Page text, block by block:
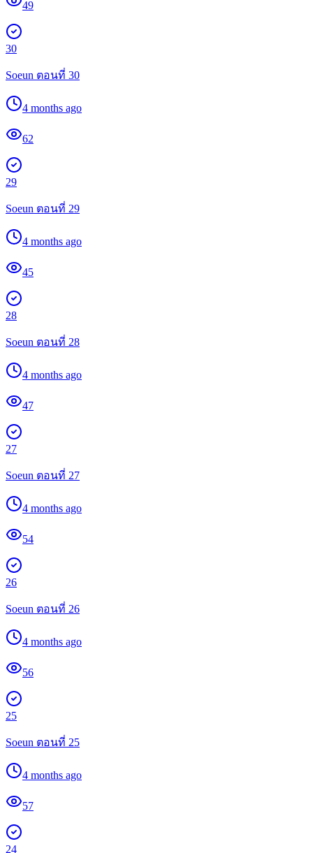
49
30
Soeun ตอนที่ 30
4 months ago
62
29
Soeun ตอนที่ 29
4 months ago
45
28
Soeun ตอนที่ 28
4 months ago
47
27
Soeun ตอนที่ 27
4 months ago
54
26
Soeun ตอนที่ 26
4 months ago
56
25
Soeun ตอนที่ 25
4 months ago
57
24